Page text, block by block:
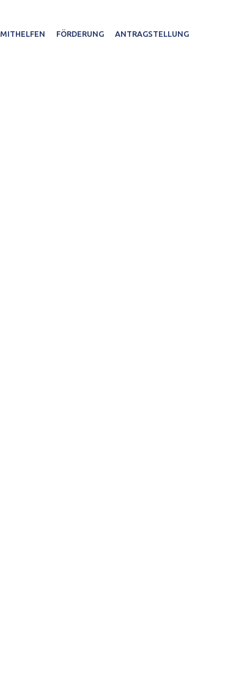
MITHELFEN FÖRDERUNG ANTRAGSTELLUNG